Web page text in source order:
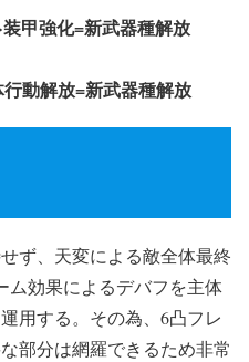
甲強化=新武器種解放
動解放=新武器種解放
ず、天変による敵全体最終
ム効果によるデバフを主体
用する。その為、6凸フレ
部分は網羅できるため非常